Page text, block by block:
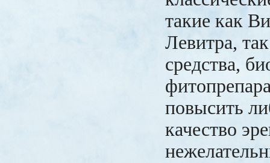
такие как
Левитра,
средства,
повысить
качество